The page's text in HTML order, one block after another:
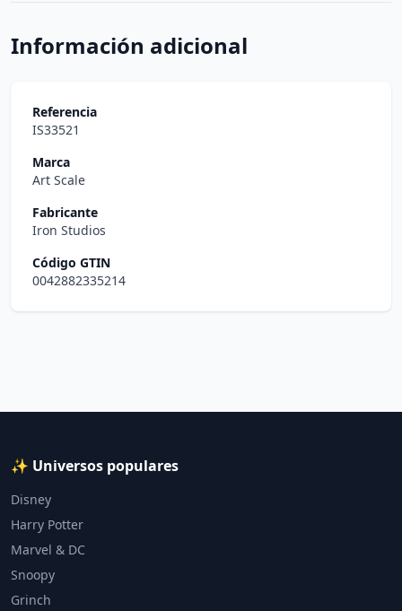
Información adicional
Referencia
IS33521
Marca
Art Scale
Fabricante
Iron Studios
Código GTIN
0042882335214
✨ Universos populares
Disney
Harry Potter
Marvel & DC
Snoopy
Grinch